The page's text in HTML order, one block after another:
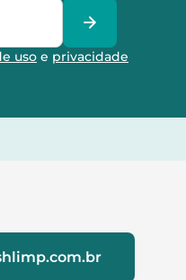
uso e privacidade